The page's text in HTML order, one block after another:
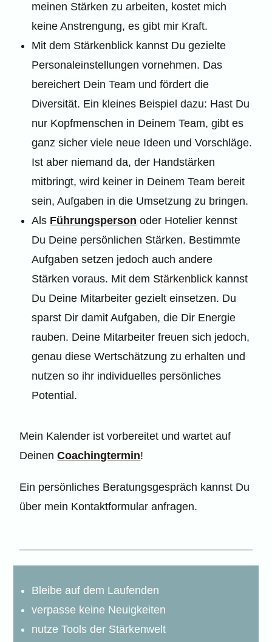
meinen Stärken zu arbeiten, kostet mich
keine Anstrengung, es gibt mir Kraft.
Mit dem Stärkenblick kannst Du gezielte
Personaleinstellungen vornehmen. Das
bereichert Dein Team und fördert die
Diversität. Ein kleines Beispiel dazu: Hast Du
nur Kopfmenschen in Deinem Team, gibt es
ganz sicher viele neue Ideen und Vorschläge.
Ist aber niemand da, der Handstärken
mitbringt, wird keiner in Deinem Team bereit
sein, Aufgaben in die Umsetzung zu bringen.
Als Führungsperson oder Hotelier kennst
Du Deine persönlichen Stärken. Bestimmte
Aufgaben setzen jedoch auch andere
Stärken voraus. Mit dem Stärkenblick kannst
Du Deine Mitarbeiter gezielt einsetzen. Du
sparst Dir damit Aufgaben, die Dir Energie
rauben. Deine Mitarbeiter freuen sich jedoch,
genau diese Wertschätzung zu erhalten und
nutzen so ihr individuelles persönliches
Potential.
Mein Kalender ist vorbereitet und wartet auf
DeinenCoachingtermin!
Ein persönliches Beratungsgespräch kannst Du
über mein Kontaktformular anfragen.
Bleibe auf dem Laufenden
verpasse keine Neuigkeiten
nutze Tools der Stärkenwelt